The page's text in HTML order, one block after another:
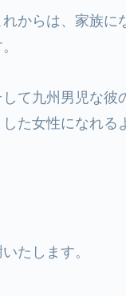
からは、家族に
て九州男児な彼
た女性になれる
たします。